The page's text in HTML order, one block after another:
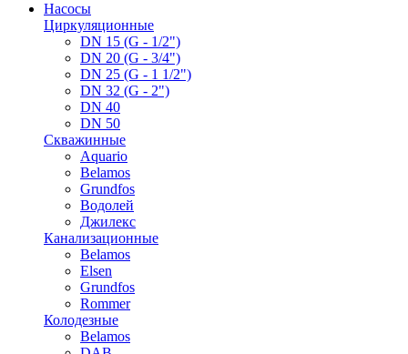
Насосы
Циркуляционные
DN 15 (G - 1/2")
DN 20 (G - 3/4")
DN 25 (G - 1 1/2")
DN 32 (G - 2")
DN 40
DN 50
Скважинные
Aquario
Belamos
Grundfos
Водолей
Джилекс
Канализационные
Belamos
Elsen
Grundfos
Rommer
Колодезные
Belamos